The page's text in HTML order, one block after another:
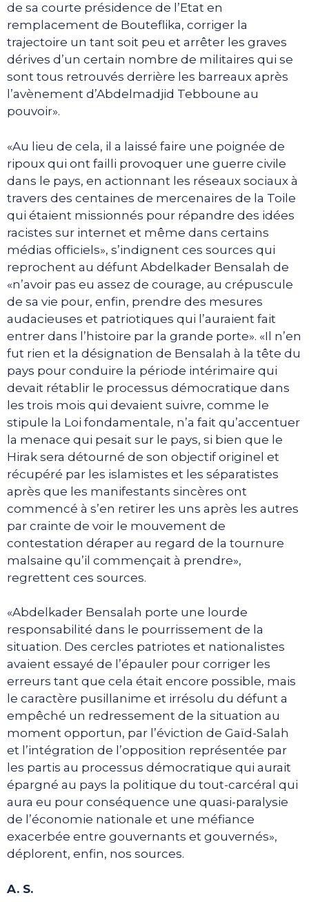
de sa courte présidence de l’Etat en
remplacement de Bouteflika, corriger la
trajectoire un tant soit peu et arrêter les graves
dérives d’un certain nombre de militaires qui se
sont tous retrouvés derrière les barreaux après
l’avènement d’Abdelmadjid Tebboune au
pouvoir».
«Au lieu de cela, il a laissé faire une poignée de
ripoux qui ont failli provoquer une guerre civile
dans le pays, en actionnant les réseaux sociaux à
travers des centaines de mercenaires de la Toile
qui étaient missionnés pour répandre des idées
racistes sur internet et même dans certains
médias officiels», s’indignent ces sources qui
reprochent au défunt Abdelkader Bensalah de
«n’avoir pas eu assez de courage, au crépuscule
de sa vie pour, enfin, prendre des mesures
audacieuses et patriotiques qui l’auraient fait
entrer dans l’histoire par la grande porte». «Il n’en
fut rien et la désignation de Bensalah à la tête du
pays pour conduire la période intérimaire qui
devait rétablir le processus démocratique dans
les trois mois qui devaient suivre, comme le
stipule la Loi fondamentale, n’a fait qu’accentuer
la menace qui pesait sur le pays, si bien que le
Hirak sera détourné de son objectif originel et
récupéré par les islamistes et les séparatistes
après que les manifestants sincères ont
commencé à s’en retirer les uns après les autres
par crainte de voir le mouvement de
contestation déraper au regard de la tournure
malsaine qu’il commençait à prendre»,
regrettent ces sources.
«Abdelkader Bensalah porte une lourde
responsabilité dans le pourrissement de la
situation. Des cercles patriotes et nationalistes
avaient essayé de l’épauler pour corriger les
erreurs tant que cela était encore possible, mais
le caractère pusillanime et irrésolu du défunt a
empêché un redressement de la situation au
moment opportun, par l’éviction de Gaïd-Salah
et l’intégration de l’opposition représentée par
les partis au processus démocratique qui aurait
épargné au pays la politique du tout-carcéral qui
aura eu pour conséquence une quasi-paralysie
de l’économie nationale et une méfiance
exacerbée entre gouvernants et gouvernés»,
déplorent, enfin, nos sources.
A. S.